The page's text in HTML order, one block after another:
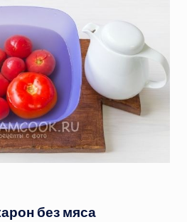
без мяса